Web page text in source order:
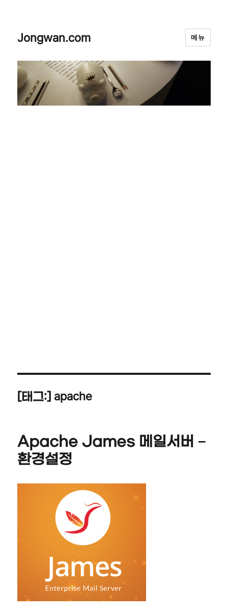
Jongwan.com 메뉴
[태그:] apache
Apache James 메일서버 –
환경설정